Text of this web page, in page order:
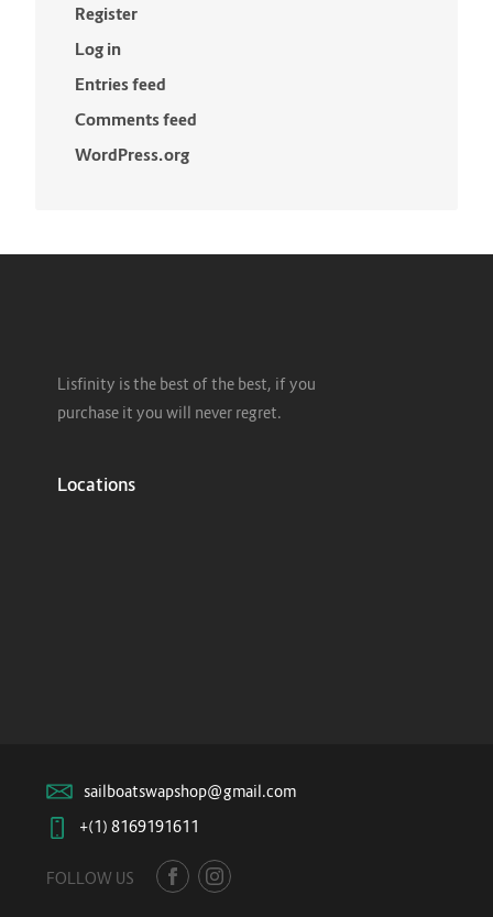
Register
Log in
Entries feed
Comments feed
WordPress.org
Lisfinity is the best of the best, if you
purchase it you will never regret.
Locations
sailboatswapshop@gmail.com
+(1) 8169191611
FOLLOW US